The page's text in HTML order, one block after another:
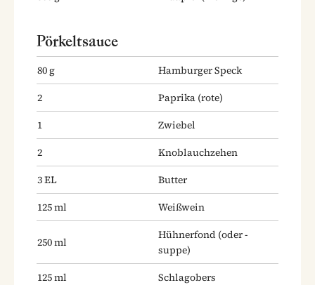
Pörkeltsauce
80g
Hamburger Speck
2
Paprika (rote)
1
Zwiebel
2
Knoblauchzehen
3EL
Butter
125ml Weißwein
250ml
Hühnerfond (oder -
suppe)
125ml
Schlagobers